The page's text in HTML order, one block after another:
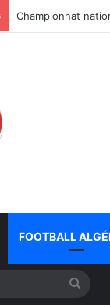
Championnat
FOOTBALL